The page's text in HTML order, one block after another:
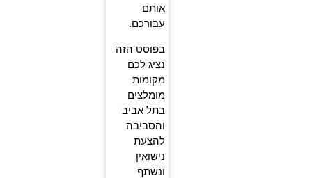
אותם
עבורכם.
בפוסט הזה
נציג לכם
מקומות
מומלצים
בתל אביב
והסביבה
להצעת
נישואין
ונשתף